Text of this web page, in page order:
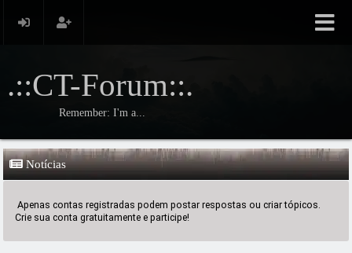
.::CT-Forum::.
Remember: I'm a...
Notícias
Apenas contas registradas podem postar respostas ou criar tópicos.
Crie sua conta gratuitamente e participe!